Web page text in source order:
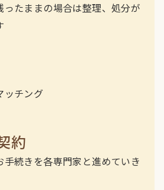
ったままの場合は整理、処分が
ッチング
約
手続きを各専門家と進めていき